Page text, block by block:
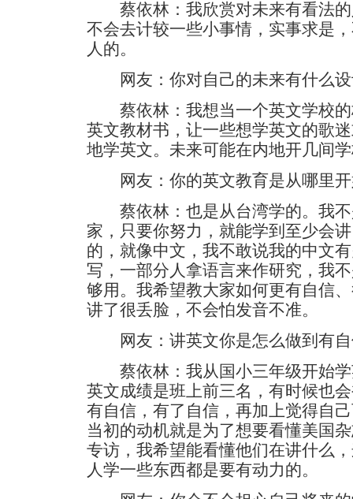
蔡依林：我欣赏对未来有看法的
不会去计较一些小事情，实事求是
人的。
网友：你对自己的未来有什么设
蔡依林：我想当一个英文学校的
英文教材书，让一些想学英文的歌
地学英文。未来可能在内地开几间
网友：你的英文教育是从哪里开
蔡依林：也是从台湾学的。我不
家，只要你努力，就能学到至少会
的，就像中文，我不敢说我的中文
写，一部分人拿语言来作研究，我
够用。我希望教大家如何更有自信
讲了很丢脸，不会怕发音不准。
网友：讲英文你是怎么做到有自
蔡依林：我从国小三年级开始学
英文成绩是班上前三名，有时候也
有自信，有了自信，再加上觉得自
当初的动机就是为了想要看懂美国
专访，我希望能看懂他们在讲什么
人学一些东西都是要有动力的。